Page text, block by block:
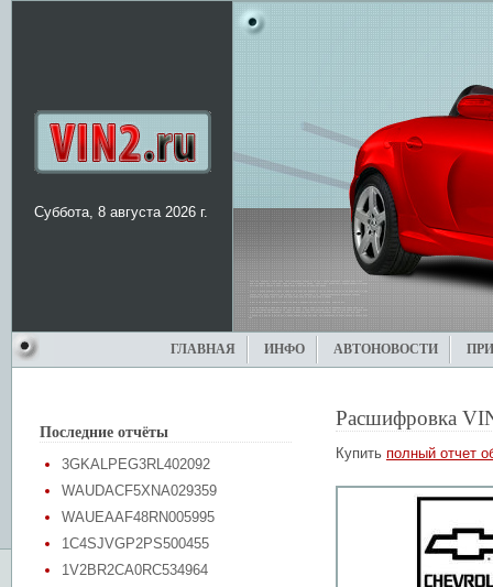
Суббота, 8 августа 2026 г.
ГЛАВНАЯ ИНФО АВТОНОВОСТИ
Последние отчёты
3GKALPEG3RL402092
WAUDACF5XNA029359
WAUEAAF48RN005995
1C4SJVGP2PS500455
1V2BR2CA0RC534964
Расшифровка
Купить полный отчет